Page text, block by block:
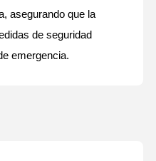
asegurando que la
de seguridad
emergencia.